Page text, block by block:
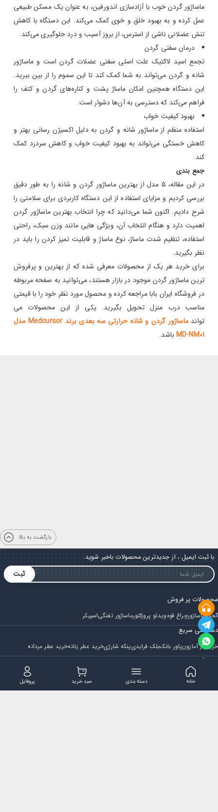
ماساژور گردن خوب با آزادسازی اندورفین، به عنوان یک مسکن طبیعی
عمل کرده و به بهبود خلق و خوی کمک می‌کند. این دستگاه با کاهش
تنش عضلانی ناشی از استرس، از بروز آسیب و درد جلوگیری می‌کند.
درمان سفتی گردن
تجمع اسید لاکتیک علت اصلی سفتی عضلات گردن است و ماساژور
شانه و گردن می‌تواند به شما کمک کند تا این سموم را از بین ببرید.
این دستگاه همچنین امکان ماساژ پشت و کناره‌های گردن و کتف را
فراهم می‌کند که دسترسی به آن‌ها دشوار است.
بهبود کیفیت خواب
استفاده منظم از ماساژور شانه و گردن به دلیل اکسیژن رسانی بهتر و
کاهش خستگی می‌تواند به بهبود کیفیت خواب و کاهش سردرد کمک
کند.
جمع بندی
در این مقاله، 5 مدل از بهترین ماساژور گردن و شانه را به طور دقیق
بررسی کردیم و مزایای استفاده از این دستگاه کاربردی برای سلامتی را
شرح دادیم. اکنون شما می‌دانید که چرا انتخاب بهترین ماساژور گردن
اهمیت دارد و هنگام انتخاب آن، ویژگی هایی مانند وزن سبک، راحتی
استفاده، تنظیم شدت ماساژ، نوع ماساژ و قابلیت تمیز کردن را باید در
نظر بگیرید.
برای خرید هر یک از محصولات معرفی شده که از بهترین و پرفروش
ترین ماساژور گردن موجود در بازار هستند، می‌توانید به صفحه مربوطه
در فروشگاه ایران بابا مراجعه کرده و محصول مورد نظر خود را با قیمتی
مناسب درب منزل تحویل بگیرید. یکی از این محصولات می
تواند
ماساژور گردن و شانه حرارتی سه بعدی برند Medcursor مدل
MD-NM01باشد.
بازگشت به بالا
با ثبت ایمیل ، از جدیدترین محصولات باخبر شوید.
ثبت
محصولات پر فروش
گجتماساژورچراغ قوهویدئو پروژکتورماساژور تفنگیاسپیکر
دسترسی سریع
خرید از آمازونپاور بانکبلک فرایدیپنکه شارژیخرید عطر زنانهخرید عطر مردانه
فروشگاه
مجله ایران بابا قوانین و مقررات سوالات متداول
تماس با ایران بابا
پروفایل سبد خرید دسته بندی خانه